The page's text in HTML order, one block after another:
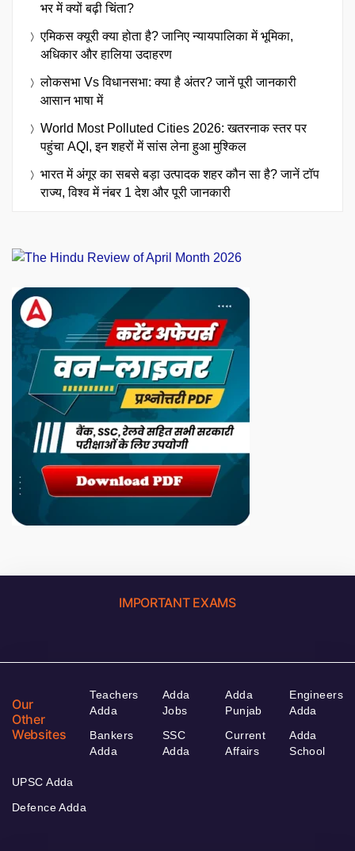
भर में क्यों बढ़ी चिंता?
एमिकस क्यूरी क्या होता है? जानिए न्यायपालिका में भूमिका,
अधिकार और हालिया उदाहरण
लोकसभा Vs विधानसभा: क्या है अंतर? जानें पूरी जानकारी
आसान भाषा में
World Most Polluted Cities 2026: खतरनाक स्तर पर
पहुंचा AQI, इन शहरों में सांस लेना हुआ मुश्किल
भारत में अंगूर का सबसे बड़ा उत्पादक शहर कौन सा है? जानें टॉप
राज्य, विश्व में नंबर 1 देश और पूरी जानकारी
IMPORTANT EXAMS
Our
Other
Websites
Teachers
Adda
Bankers
Adda
Adda
Jobs
SSC
Adda
Adda
Punjab
Current
Affairs
Engineers
Adda
Adda
School
UPSC Adda
Defence Adda